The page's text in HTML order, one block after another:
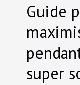
Guide
super